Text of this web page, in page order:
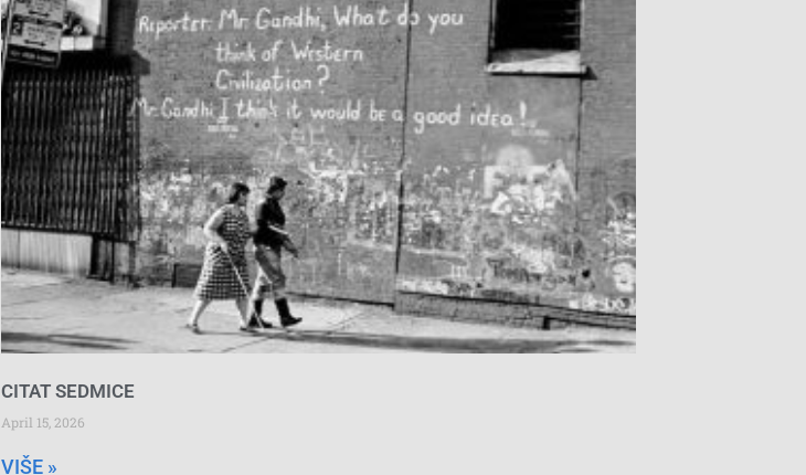
CITAT SEDMICE
April 15, 2026
VIŠE »